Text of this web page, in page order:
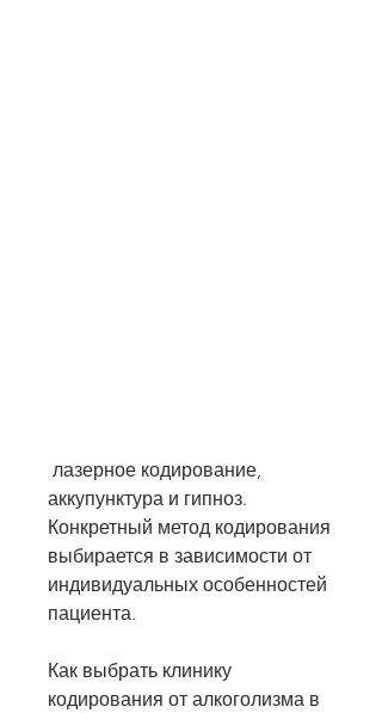
аккупунктура и гипноз.
Конкретный метод кодирования
выбирается в зависимости от
индивидуальных особенностей
пациента.
Как выбрать клинику
кодирования от алкоголизма в